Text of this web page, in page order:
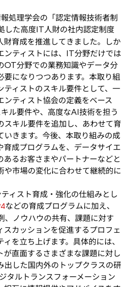
処理学会の「認定情報技術者制
した高度IT人財の社内認定制度
財育成を推進してきました。しか
ンティストには、IT分野だけでは
OT分野での業務知識やデータ分
要になりつつあります。本取り組
ティストのスキル要件として、一
ンティスト協会の定義をベース
ル要件や、高度なAI技術を担う
スキル要件を追加し、あわせて育
いきます。今後、本取り組みの成
育成プログラムを、データサイエ
あるお客さまやパートナーなどと
や市場の変化に合わせて継続的に
ィスト育成・強化の仕組みとし
などの育成プログラムに加え、
、ノウハウの共有、課題に対す
スカッションを促進するプロフェ
を立ち上げます。具体的には、
が直面するさまざまな課題に対し
出した国内外のトップクラスの研
タルトランスフォーメーション